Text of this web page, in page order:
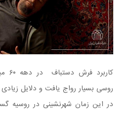
روسی بسیار رواج یافت و دلایل
در این زمان شهرنشینی در روسیه